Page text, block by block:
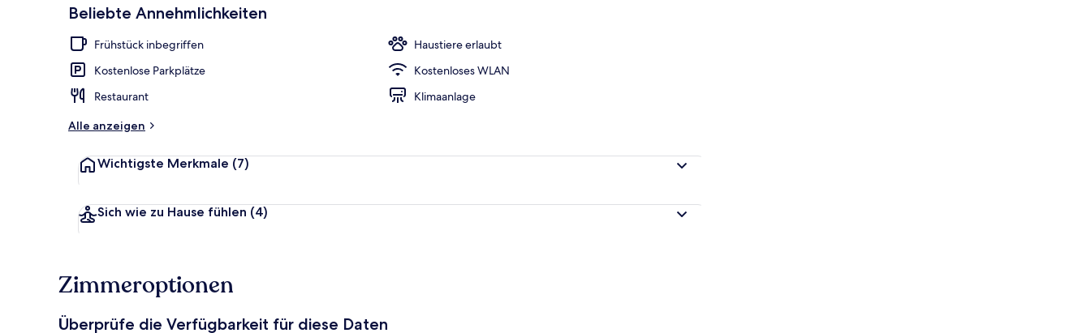
Beliebte Annehmlichkeiten
Frühstück inbegriffen
Haustiere erlaubt
Kostenlose Parkplätze
Kostenloses WLAN
Restaurant
Klimaanlage
Alle anzeigen
Wichtigste Merkmale (7)
Sich wie zu Hause fühlen (4)
Zimmeroptionen
Überprüfe die Verfügbarkeit für diese Daten